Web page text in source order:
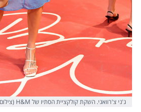
ג'ני צ'רוואני. השקת קולקציית הסתיו של H&M (צילום: חגי מיכאלי)